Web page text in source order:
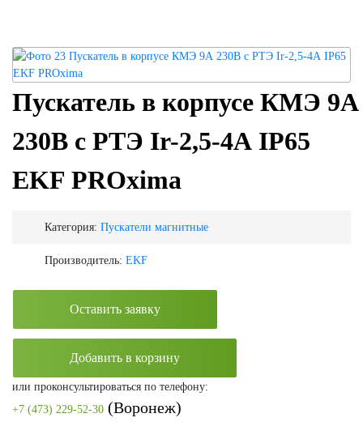
Пускатель в корпусе КМЭ 9А
230В с РТЭ Ir-2,5-4А IP65
EKF PROxima
Категория: Пускатели магнитные
Производитель: EKF
Оставить заявку
Добавить в корзину
или проконсультироваться по телефону:
+7 (473) 229-52-30 (Воронеж)